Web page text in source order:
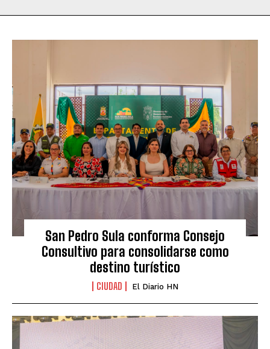
San Pedro Sula conforma Consejo
Consultivo para consolidarse como
destino turístico
CIUDAD El Diario HN